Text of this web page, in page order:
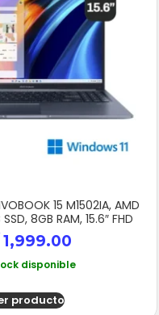
15 M1502IA, AMD
SSD, 8GB RAM, 15.6″ FHD
disponible
producto